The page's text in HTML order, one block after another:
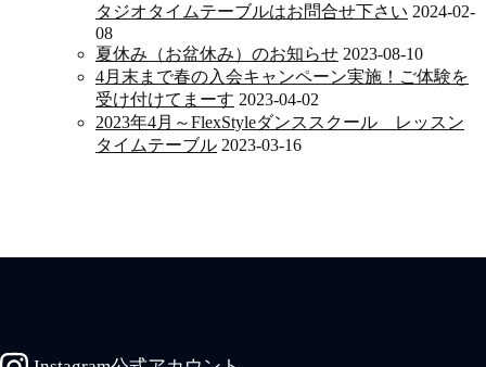
タジオタイムテーブルはお問合せ下さい 2024-02-
08
夏休み（お盆休み）のお知らせ 2023-08-10
4月末まで春の入会キャンペーン実施！ご体験を
受け付けてまーす 2023-04-02
2023年4月～FlexStyleダンススクール レッスン
タイムテーブル 2023-03-16